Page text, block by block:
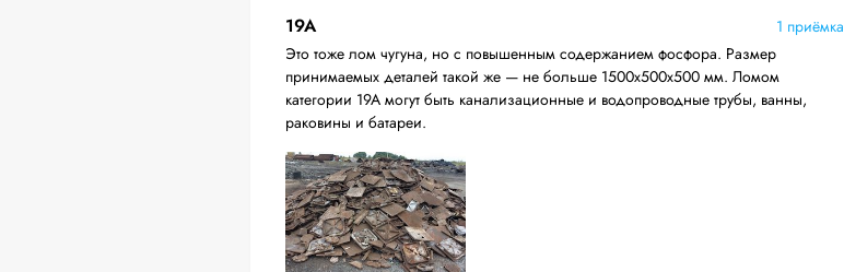
19A
1 приёмка
Это тоже лом чугуна, но с повышенным содержанием фосфора. Размер
принимаемых деталей такой же — не больше 1500х500х500 мм. Ломом
категории 19А могут быть канализационные и водопроводные трубы, ванны,
раковины и батареи.